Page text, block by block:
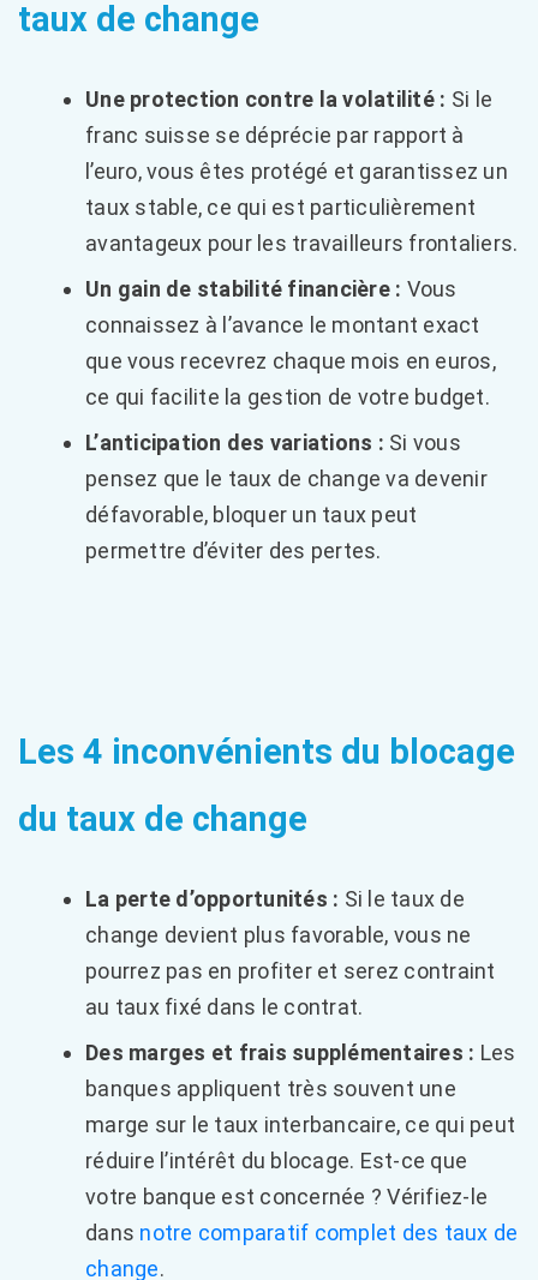
taux de change
Une protection contre la volatilité : Si le
franc suisse se déprécie par rapport à
l’euro, vous êtes protégé et garantissez un
taux stable, ce qui est particulièrement
avantageux pour les travailleurs frontaliers.
Un gain de stabilité financière : Vous
connaissez à l’avance le montant exact
que vous recevrez chaque mois en euros,
ce qui facilite la gestion de votre budget.
L’anticipation des variations : Si vous
pensez que le taux de change va devenir
défavorable, bloquer un taux peut
permettre d’éviter des pertes.
Les 4 inconvénients du blocage
du taux de change
La perte d’opportunités : Si le taux de
change devient plus favorable, vous ne
pourrez pas en profiter et serez contraint
au taux fixé dans le contrat.
Des marges et frais supplémentaires : Les
banques appliquent très souvent une
marge sur le taux interbancaire, ce qui peut
réduire l’intérêt du blocage. Est-ce que
votre banque est concernée ? Vérifiez-le
dans notre comparatif complet des taux de
change.